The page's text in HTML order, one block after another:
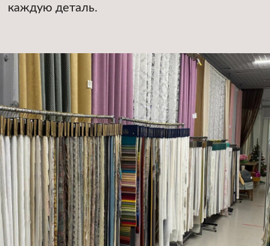
Мы предлагаем